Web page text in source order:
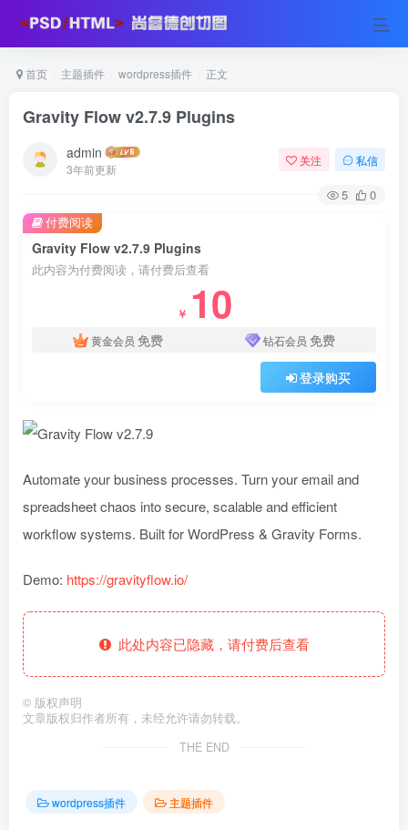
首页 主题插件 wordpress插件 正文
Gravity Flow v2.7.9 Plugins
admin
3年前更新
关注 私信
5 0
Gravity Flow v2.7.9 Plugins
此内容为付费阅读，请付费后查看
￥ 10
黄金会员 免费 钻石会员 免费
登录购买
付费阅读
Automate your business processes. Turn your email and
spreadsheet chaos into secure, scalable and efficient
workflow systems. Built for WordPress & Gravity Forms.
Demo: https://gravityflow.io/
此处内容已隐藏，请付费后查看
© 版权声明
文章版权归作者所有，未经允许请勿转载。
THE END
wordpress插件 主题插件